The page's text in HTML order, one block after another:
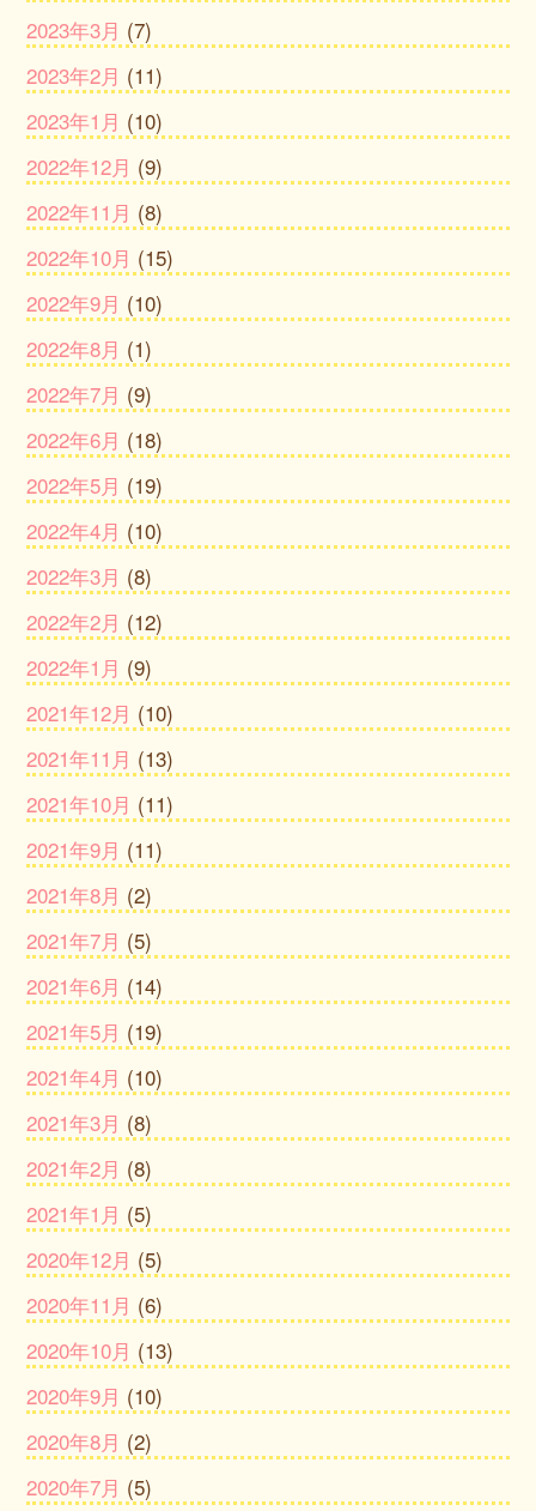
2023年3月 (7)
2023年2月 (11)
2023年1月 (10)
2022年12月 (9)
2022年11月 (8)
2022年10月 (15)
2022年9月 (10)
2022年8月 (1)
2022年7月 (9)
2022年6月 (18)
2022年5月 (19)
2022年4月 (10)
2022年3月 (8)
2022年2月 (12)
2022年1月 (9)
2021年12月 (10)
2021年11月 (13)
2021年10月 (11)
2021年9月 (11)
2021年8月 (2)
2021年7月 (5)
2021年6月 (14)
2021年5月 (19)
2021年4月 (10)
2021年3月 (8)
2021年2月 (8)
2021年1月 (5)
2020年12月 (5)
2020年11月 (6)
2020年10月 (13)
2020年9月 (10)
2020年8月 (2)
2020年7月 (5)